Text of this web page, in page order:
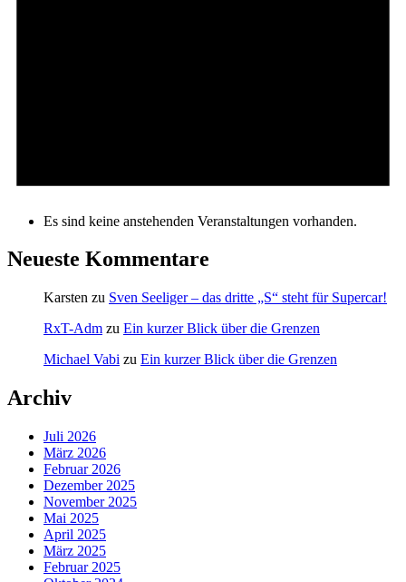
Es sind keine anstehenden Veranstaltungen vorhanden.
Neueste Kommentare
Karsten zu Sven Seeliger – das dritte „S“ steht für Supercar!
RxT-Adm zu Ein kurzer Blick über die Grenzen
Michael Vabi zu Ein kurzer Blick über die Grenzen
Archiv
Juli 2026
März 2026
Februar 2026
Dezember 2025
November 2025
Mai 2025
April 2025
März 2025
Februar 2025